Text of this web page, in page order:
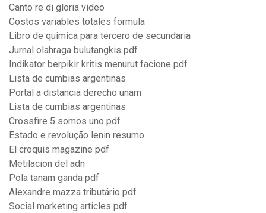
Canto re di gloria video
Costos variables totales formula
Libro de quimica para tercero de secundaria
Jurnal olahraga bulutangkis pdf
Indikator berpikir kritis menurut facione pdf
Lista de cumbias argentinas
Portal a distancia derecho unam
Lista de cumbias argentinas
Crossfire 5 somos uno pdf
Estado e revolução lenin resumo
El croquis magazine pdf
Metilacion del adn
Pola tanam ganda pdf
Alexandre mazza tributário pdf
Social marketing articles pdf